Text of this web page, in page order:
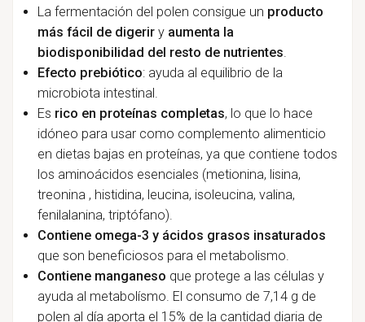
La fermentación del polen consigue un producto
más fácil de digeriry aumenta la
biodisponibilidad del resto de nutrientes.
Efecto prebiótico: ayuda al equilibrio de la
microbiota intestinal.
Es rico en proteínas completas, lo que lo hace
idóneo para usar como complemento alimenticio
en dietas bajas en proteínas, ya que contiene todos
los aminoácidos esenciales (metionina, lisina,
treonina , histidina, leucina, isoleucina, valina,
fenilalanina, triptófano).
Contiene omega-3 y ácidos grasos insaturados
que son beneficiosos para el metabolismo.
Contiene manganeso que protege a las células y
ayuda al metabolísmo. El consumo de 7,14 g de
polen al día aporta el 15% de la cantidad diaria de